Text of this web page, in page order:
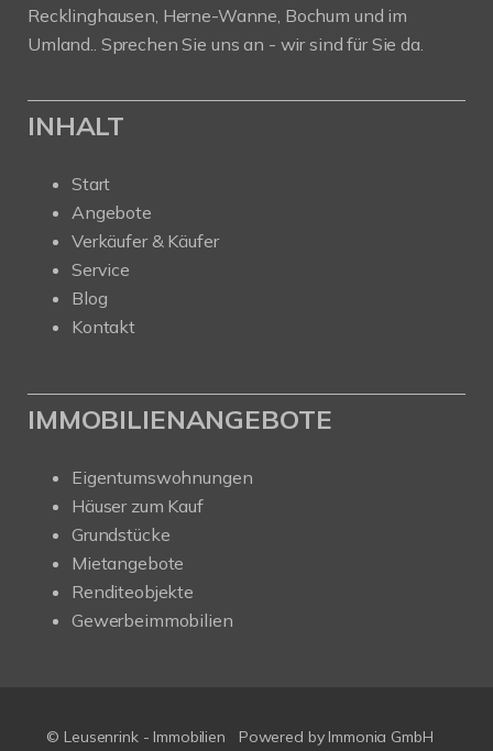
Recklinghausen, Herne-Wanne, Bochum und im
Umland.. Sprechen Sie uns an - wir sind für Sie da.
INHALT
Start
Angebote
Verkäufer & Käufer
Service
Blog
Kontakt
IMMOBILIENANGEBOTE
Eigentumswohnungen
Häuser zum Kauf
Grundstücke
Mietangebote
Renditeobjekte
Gewerbeimmobilien
© Leusenrink - Immobilien Powered by Immonia GmbH